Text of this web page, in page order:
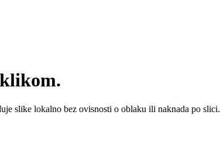
slike lokalno bez ovisnosti o oblaku ili naknada po slici.